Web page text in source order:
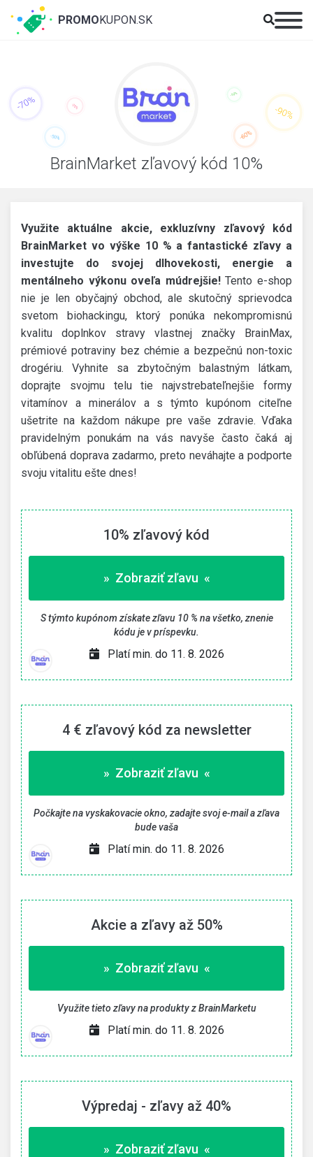
BrainMarket zľavový kód 10%
Využite aktuálne akcie, exkluzívny zľavový kód
BrainMarket vo výške 10 % a fantastické zľavy a
investujte do svojej dlhovekosti, energie a
mentálneho výkonu oveľa múdrejšie!Tento e-shop
nie je len obyčajný obchod, ale skutočný sprievodca
svetom biohackingu, ktorý ponúka nekompromisnú
kvalitu doplnkov stravy vlastnej značky BrainMax,
prémiové potraviny bez chémie a bezpečnú non-toxic
drogériu. Vyhnite sa zbytočným balastným látkam,
doprajte svojmu telu tie najvstrebateľnejšie formy
vitamínov a minerálov a s týmto kupónom citeľne
ušetrite na každom nákupe pre vaše zdravie. Vďaka
pravidelným ponukám na vás navyše často čaká aj
obľúbená doprava zadarmo, preto neváhajte a podporte
svoju vitalitu ešte dnes!
10% zľavový kód
» Zobraziť zľavu «
S týmto kupónom získate zľavu 10 % na všetko, znenie
kódu je v príspevku.
Platí min. do 11. 8. 2026
4 € zľavový kód za newsletter
» Zobraziť zľavu «
Počkajte na vyskakovacie okno, zadajte svoj e-mail a zľava
bude vaša
Platí min. do 11. 8. 2026
Akcie a zľavy až 50%
» Zobraziť zľavu «
Využite tieto zľavy na produkty z BrainMarketu
Platí min. do 11. 8. 2026
Výpredaj - zľavy až 40%
» Zobraziť zľavu «
PROMOKUPON.SK